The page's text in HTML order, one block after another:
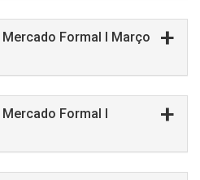
Formal I Março
Formal I